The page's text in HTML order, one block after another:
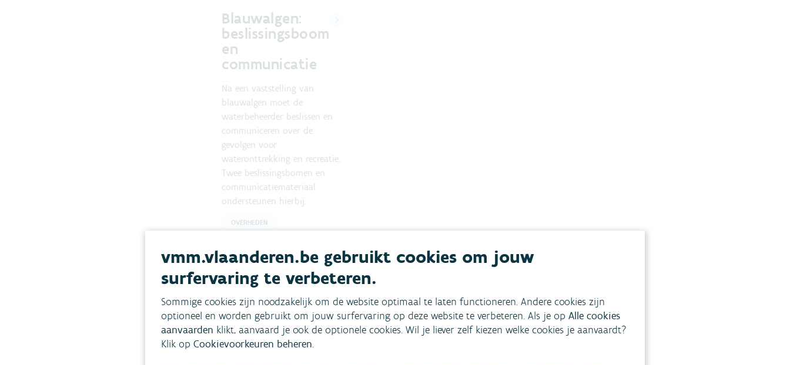
Blauwalgen:
beslissingsboom
en
communicatie
Na een vaststelling van
blauwalgen moet de
waterbeheerder beslissen en
communiceren over de
gevolgen voor
wateronttrekking en recreatie.
Twee beslissingsbomen en
communicatiemateriaal
ondersteunen hierbij.
OVERHEDEN
KWALITEIT WATERLOPEN
ZWEMWATER
Lees meer
vmm.vlaanderen.be gebruikt cookies om jouw
surfervaring te verbeteren.
Sommige cookies zijn noodzakelijk om de website optimaal te laten functioneren. Andere cookies zijn
optioneel en worden gebruikt om jouw surfervaring op deze website te verbeteren. Als je op Alle cookies
aanvaarden klikt, aanvaard je ook de optionele cookies. Wil je liever zelf kiezen welke cookies je aanvaardt?
Klik op Cookievoorkeuren beheren.